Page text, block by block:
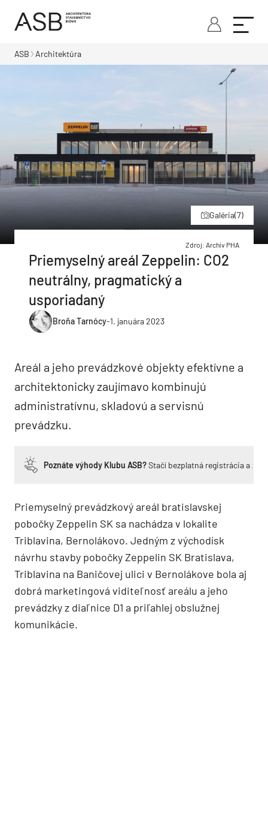
ASB Architektúra
Galéria(7)
Zdroj: Archív PHA
Priemyselný areál Zeppelin: CO2
neutrálny, pragmatický a
usporiadaný
Broňa Tarnócy-1. januára 2023
Areál a jeho prevádzkové objekty efektívne a
architektonicky zaujímavo kombinujú
administratívnu, skladovú a servisnú
prevádzku.
Poznáte výhody Klubu ASB?Stačí bezplatná registrácia a
Priemyselný prevádzkový areál bratislavskej
pobočky Zeppelin SK sa nachádza v lokalite
Triblavina, Bernolákovo. Jedným z východísk
návrhu stavby pobočky Zeppelin SK Bratislava,
Triblavina na Baničovej ulici v Bernolákove bola aj
dobrá marketingová viditeľnosť areálu a jeho
prevádzky z diaľnice D1 a priľahlej obslužnej
komunikácie.